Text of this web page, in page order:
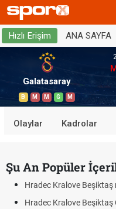
Hızlı Erişim ANA SAYFA
Galatasaray
B M M G M
Olaylar Kadrolar
Şu An Popüler
Hradec Kralove Beşiktaş
Hradec Kralove Beşiktaş